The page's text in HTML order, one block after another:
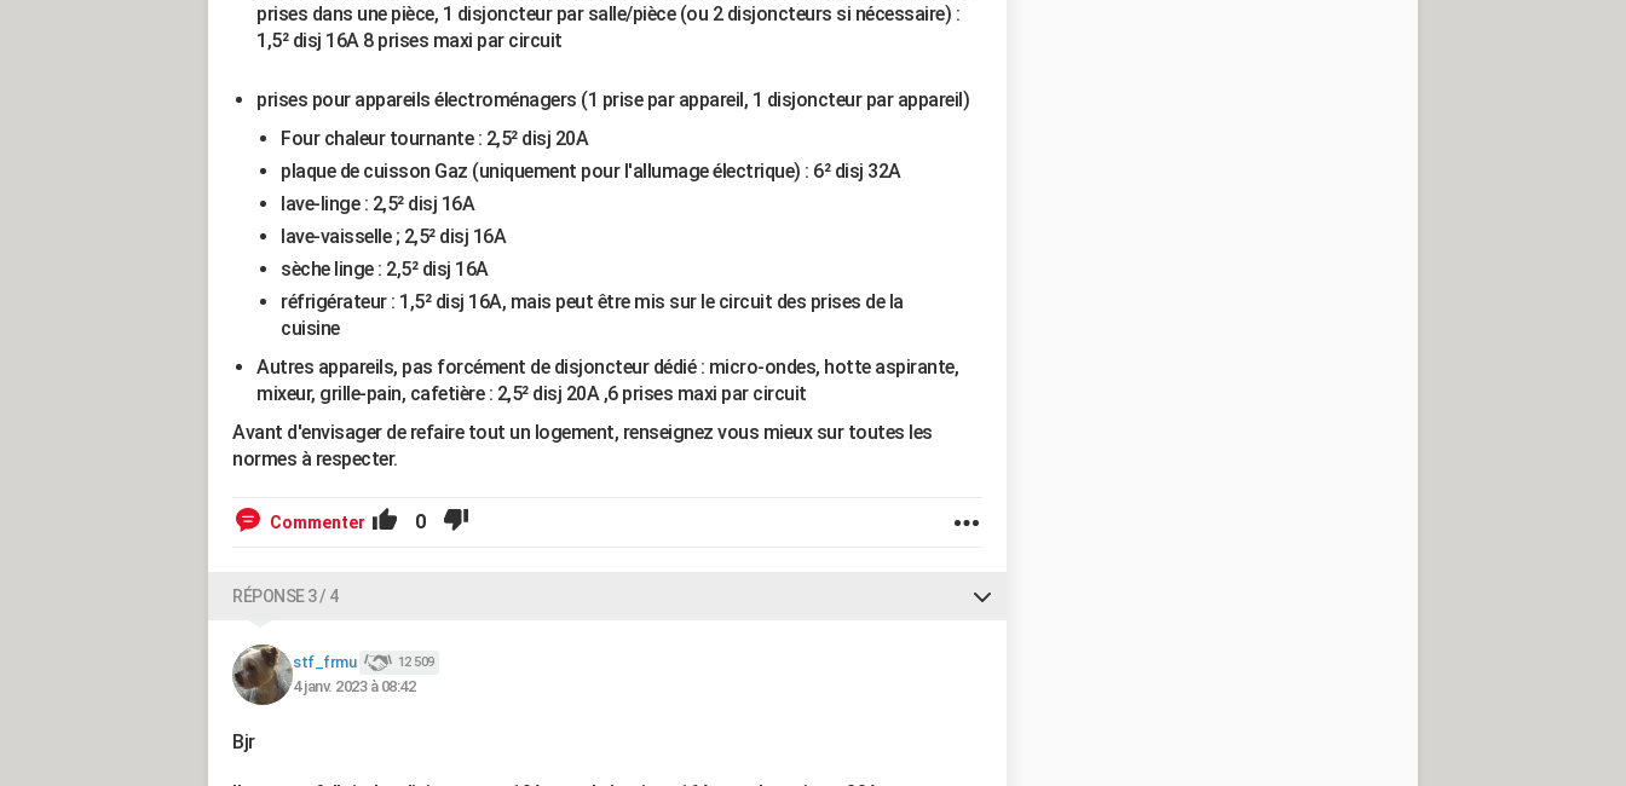
prises dans une pièce, 1 disjoncteur par salle/pièce (ou 2 disjoncteurs si nécessaire) :
1,5² disj 16A 8 prises maxi par circuit
prises pour appareils électroménagers (1 prise par appareil, 1 disjoncteur par appareil)
Four chaleur tournante : 2,5² disj 20A
plaque de cuisson Gaz (uniquement pour l'allumage électrique) : 6² disj 32A
lave-linge : 2,5² disj 16A
lave-vaisselle ; 2,5² disj 16A
sèche linge : 2,5² disj 16A
réfrigérateur : 1,5² disj 16A, mais peut être mis sur le circuit des prises de la
cuisine
Autres appareils, pas forcément de disjoncteur dédié : micro-ondes, hotte aspirante,
mixeur, grille-pain, cafetière : 2,5² disj 20A ,6 prises maxi par circuit
Avant d'envisager de refaire tout un logement, renseignez vous mieux sur toutes les
normes à respecter.
Commenter 0
RÉPONSE 3 / 4
stf_frmu 12 509
4 janv. 2023 à 08:42
Bjr